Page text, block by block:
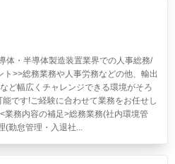
体・半導体製造装置業界での人事総務/
>>総務業務や人事労務などの他、輸出
ど幅広くチャレンジできる環境がそろ
です!ご経験に合わせて業務をお任せし
業務内容の補足>総務業務(社内環境管
(勤怠管理・入退社...